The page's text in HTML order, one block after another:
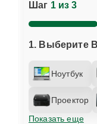
Шаг 1 из 3
1. Выберите
Ноутбук
Проектор
Показать еще